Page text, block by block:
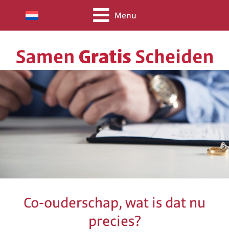
Menu
Co-ouderschap, wat is dat nu
precies?